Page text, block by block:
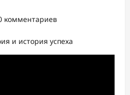
комментариев